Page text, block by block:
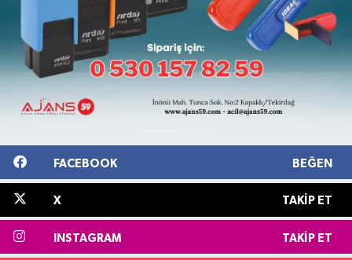
FACEBOOK BEĞEN
X TAKIP ET
INSTAGRAM TAKIP ET